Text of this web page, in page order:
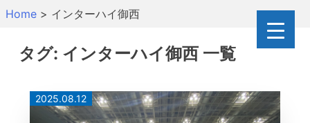
SkipHome > インターハイ御西
タグ: インターハイ御西一覧
2025.08.12